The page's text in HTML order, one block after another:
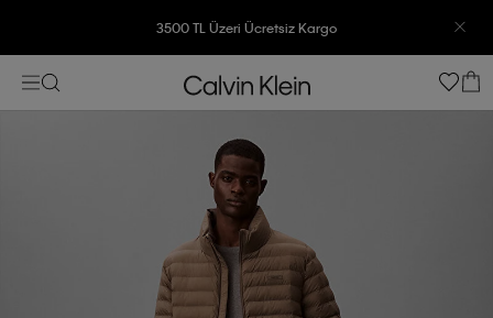
3500 TL Üzeri Ücretsiz Kargo
7500 TL Ve Üzeri Alışverişlerinizde 6 Taksit İmkanı